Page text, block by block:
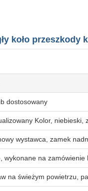
koło
dostosowany
Kolor, niebieski,
wystawca, zamek
wykonane na
na świeżym powietrzu,